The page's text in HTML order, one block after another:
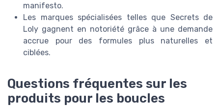
manifesto.
Les marques spécialisées telles que Secrets de
Loly gagnent en notoriété grâce à une demande
accrue pour des formules plus naturelles et
ciblées.
Questions fréquentes sur les
produits pour les boucles